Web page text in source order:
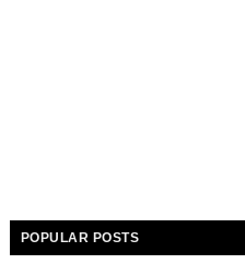
POPULAR POSTS